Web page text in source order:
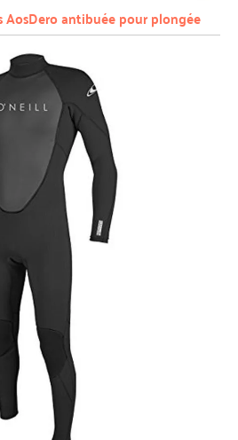
AosDero antibuée pour plongée